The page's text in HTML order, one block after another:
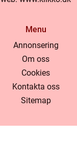
Menu
Annonsering
Om oss
Cookies
Kontakta oss
Sitemap